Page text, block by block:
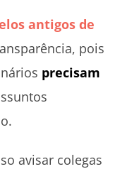
antigos de
pois
precisam
avisar colegas